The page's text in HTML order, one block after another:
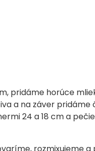
pridáme horúce
a na záver pridáme
24 a 18 cm a